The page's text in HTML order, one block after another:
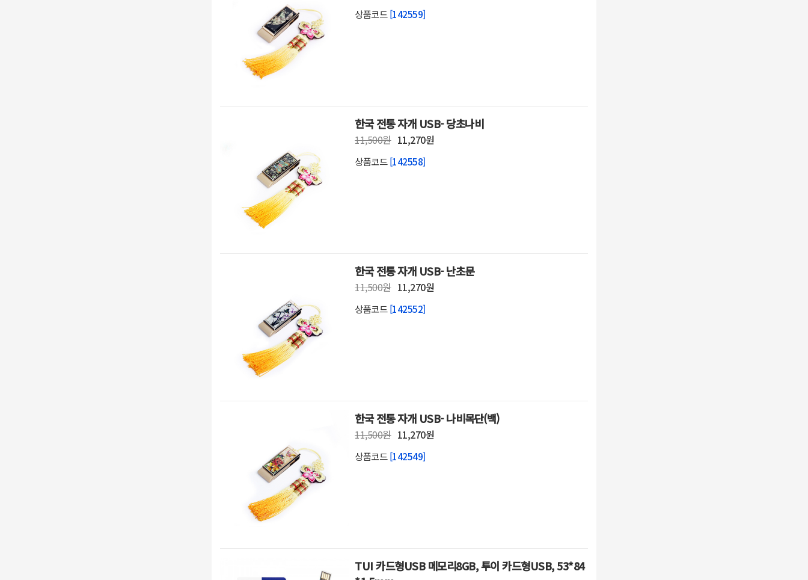
상품코드[142559]
한국 전통 자개 USB- 당초나비
11,500원 11,270원
상품코드[142558]
한국 전통 자개 USB- 난초문
11,500원 11,270원
상품코드[142552]
한국 전통 자개 USB- 나비목단(백)
11,500원 11,270원
상품코드[142549]
TUI 카드형USB 메모리8GB, 투이 카드형USB, 53*84